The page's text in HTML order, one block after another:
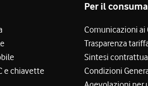
e chiavette
Per il
Comunicazioni ai
Trasparenza
Sintesi
Condizioni